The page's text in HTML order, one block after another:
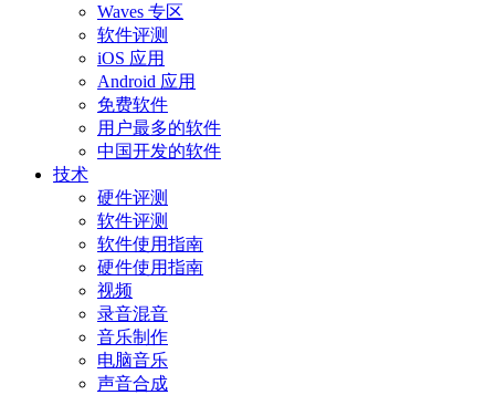
Waves 专区
软件评测
iOS 应用
Android 应用
免费软件
用户最多的软件
中国开发的软件
技术
硬件评测
软件评测
软件使用指南
硬件使用指南
视频
录音混音
音乐制作
电脑音乐
声音合成